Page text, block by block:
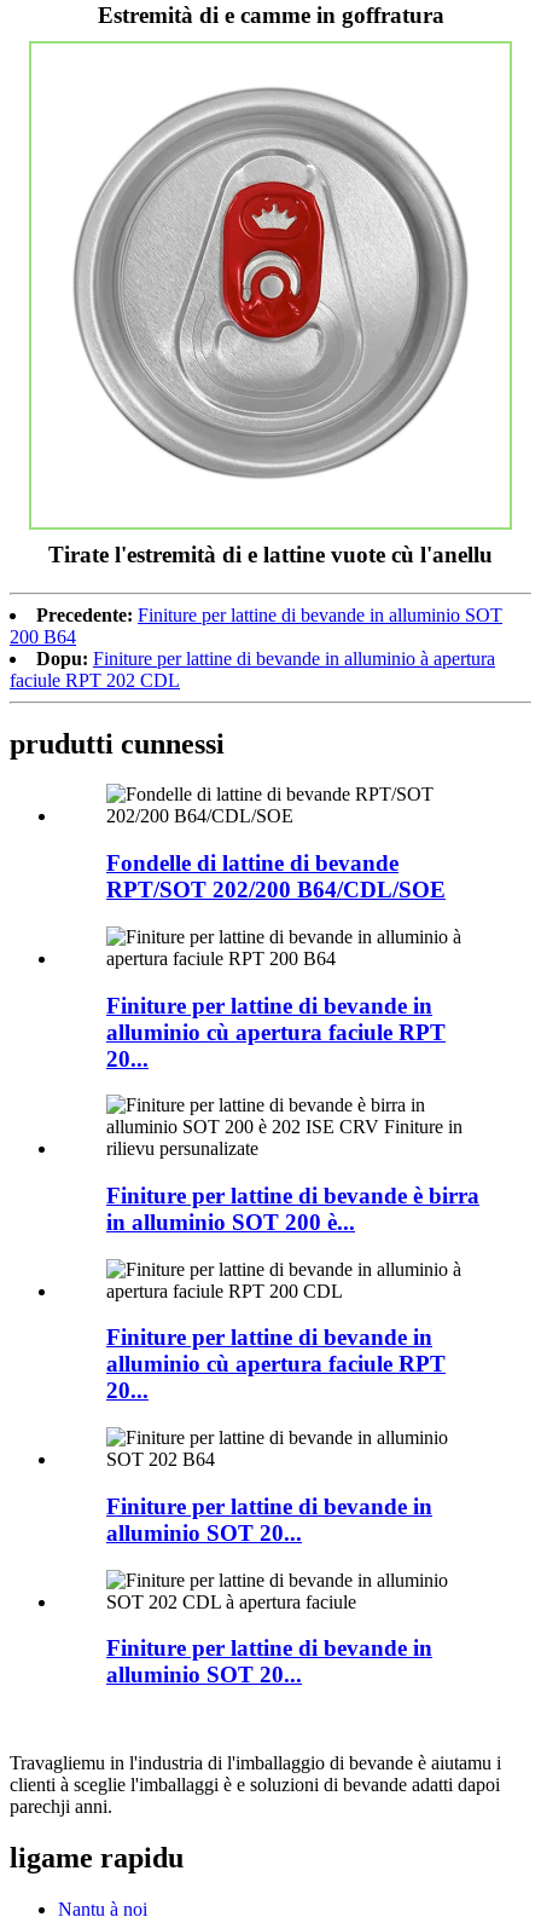
Estremità di e camme in goffratura
Tirate l'estremità di e lattine vuote cù l'anellu
Precedente: Finiture per lattine di bevande in alluminio SOT
200 B64
Dopu: Finiture per lattine di bevande in alluminio à apertura
faciule RPT 202 CDL
prudutti cunnessi
Fondelle di lattine di bevande
RPT/SOT 202/200 B64/CDL/SOE
Finiture per lattine di bevande in
alluminio cù apertura faciule RPT
20...
Finiture per lattine di bevande è birra
in alluminio SOT 200 è...
Finiture per lattine di bevande in
alluminio cù apertura faciule RPT
20...
Finiture per lattine di bevande in
alluminio SOT 20...
Finiture per lattine di bevande in
alluminio SOT 20...
Travagliemu in l'industria di l'imballaggio di bevande è aiutamu i
clienti à sceglie l'imballaggi è e soluzioni di bevande adatti dapoi
parechji anni.
ligame rapidu
Nantu à noi